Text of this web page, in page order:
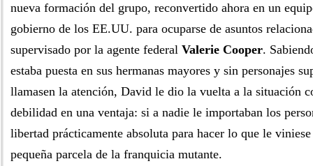
nueva formación del grupo, reconvertido ahora en un
gobierno de los EE.UU. para ocuparse de asuntos
supervisado por la agente federal Valerie Cooper.
estaba puesta en sus hermanas mayores y sin personajes
llamasen la atención, David le dio la vuelta a la situación
debilidad en una ventaja: si a nadie le importaban los
libertad prácticamente absoluta para hacer lo que le
pequeña parcela de la franquicia mutante.